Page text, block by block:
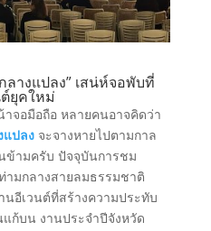
ลางแปลง” เสน่ห์จอพับที่
ยุคใหม่
จอมือถือ หลายคนอาจคิดว่า
แปลง จะจางหายไปตามกาล
ข้ามครับ ปัจจุบันการชม
มกลางสายลมธรรมชาติ
นอีเวนต์ที่สร้างความประทับ
แก้บน งานประจำปีจังหวัด